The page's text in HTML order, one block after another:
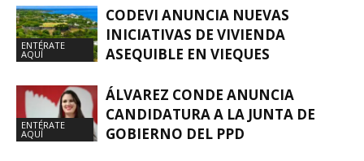
ENTÉRATE
AQUÍ
CODEVI ANUNCIA NUEVAS
INICIATIVAS DE VIVIENDA
ASEQUIBLE EN VIEQUES
ENTÉRATE
AQUÍ
ÁLVAREZ CONDE ANUNCIA
CANDIDATURA A LA JUNTA DE
GOBIERNO DEL PPD